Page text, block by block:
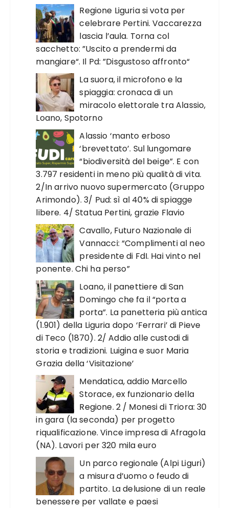
Regione Liguria si vota per
celebrare Pertini. Vaccarezza
lascia l’aula. Torna col
sacchetto: ”Uscito a prendermi da
mangiare“. Il Pd: ”Disgustoso affronto“
La suora, il microfono e la
spiaggia: cronaca di un
miracolo elettorale tra Alassio,
Loano, Spotorno
Alassio ‘manto erboso
‘brevettato’. Sul lungomare
“biodiversità del beige”. E con
3.797 residenti in meno più qualità di vita.
2/In arrivo nuovo supermercato (Gruppo
Arimondo). 3/ Pud: sì al 40% di spiagge
libere. 4/ Statua Pertini, grazie Flavio
Cavallo, Futuro Nazionale di
Vannacci: “Complimenti al neo
presidente di FdI. Hai vinto nel
ponente. Chi ha perso”
Loano, il panettiere di San
Domingo che fa il “porta a
porta”. La panetteria più antica
(1.901) della Liguria dopo ‘Ferrari’ di Pieve
di Teco (1870). 2/ Addio alle custodi di
storia e tradizioni. Luigina e suor Maria
Grazia della ‘Visitazione’
Mendatica, addio Marcello
Storace, ex funzionario della
Regione. 2 / Monesi di Triora: 30
in gara (la seconda) per progetto
riqualificazione. Vince impresa di Afragola
(NA). Lavori per 320 mila euro
Un parco regionale (Alpi Liguri)
a misura d’uomo o feudo di
partito. La delusione di un reale
benessere per vallate e paesi